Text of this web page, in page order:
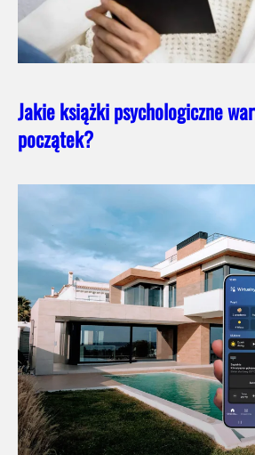
Jakie książki psychologiczne
początek?